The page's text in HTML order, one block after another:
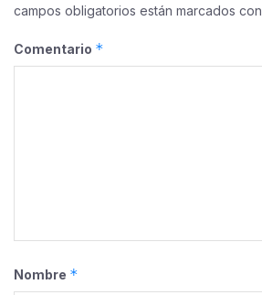
campos obligatorios están marcados con
Comentario *
Nombre *